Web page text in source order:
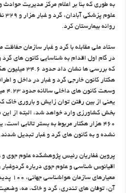
به طوری که بنا بر اعلام مرکز مدیریت
روانه بیمارستان کرد.
ستاد ملی مقابله با گرد و غبار سازمان
در گام اول اقدام به شناسایی کانون های
هکتار کانون خارجی گرد و غبار در داخل و
یعنی از بین رفتن توان زایش و باروری خاک
بخش کشاورزی وارد خواهد شد، البته از
۴۶۰ هزار هکتار مربوط به بستر تالابی
نشده و به کانون های گرد و غبار تبدیل شدند.
پروین غفاریان رئیس پژوهشکده علوم جوی
‌اقیانوس شناسی و علوم جوی درباره
آن، توفان های تندری، گرد و خاک، مه،